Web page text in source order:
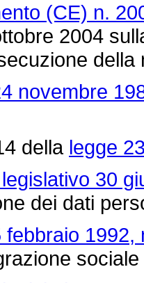
(CE) n.
2004
novembre
della legge
30
dei dati
febbraio 1992,